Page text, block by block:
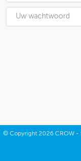
GEBRUIKER
© Copyright2026 CROW -